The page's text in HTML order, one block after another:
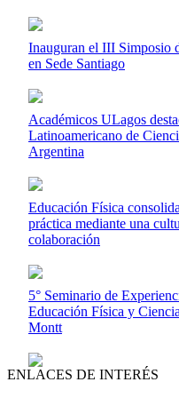
Inauguran el III Simposio
en Sede Santiago
Académicos ULagos
Latinoamericano de
Argentina
Educación Física
práctica mediante una
colaboración
5° Seminario de
Educación Física y
Montt
ENLACES DE INTERÉS